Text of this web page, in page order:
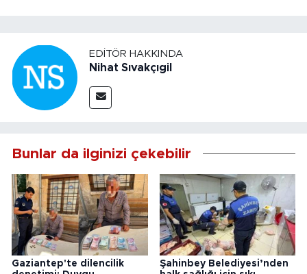
EDITÖR HAKKINDA
Nihat Sıvakçıgil
Bunlar da ilginizi çekebilir
Gaziantep'te dilencilik
Şahinbey Belediyesi’nden